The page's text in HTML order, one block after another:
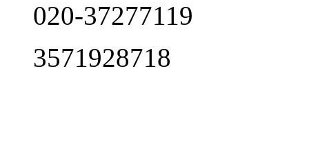
020-37277119
3571928718